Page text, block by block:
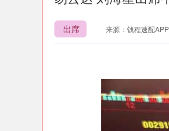
出席 来源：钱程速配